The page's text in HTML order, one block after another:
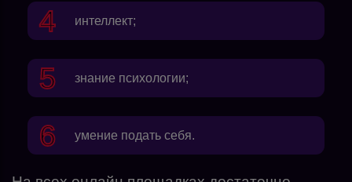
интеллект;
знание психологии;
умение подать себя.